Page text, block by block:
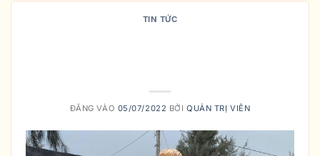
TIN TỨC
ĐĂNG VÀO 05/07/2022 BỞIQUẢN TRỊ VIÊN